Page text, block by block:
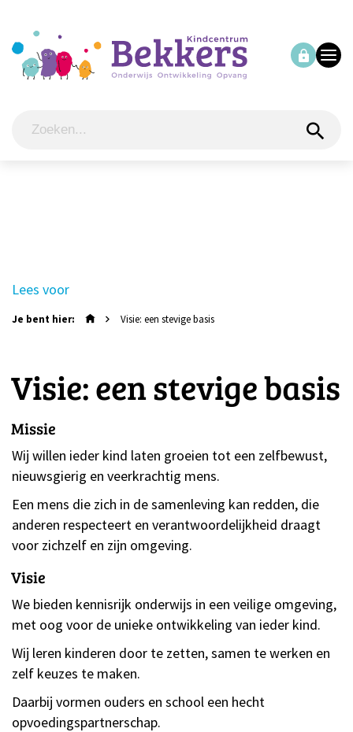
Lees voor
Je bent hier: Visie: een stevige basis
Visie: een stevige basis
Missie
Wij willen ieder kind laten groeien tot een zelfbewust,
nieuwsgierig en veerkrachtig mens.
Een mens die zich in de samenleving kan redden, die
anderen respecteert en verantwoordelijkheid draagt
voor zichzelf en zijn omgeving.
Visie
We bieden kennisrijk onderwijs in een veilige omgeving,
met oog voor de unieke ontwikkeling van ieder kind.
Wij leren kinderen door te zetten, samen te werken en
zelf keuzes te maken.
Daarbij vormen ouders en school een hecht
opvoedingspartnerschap.